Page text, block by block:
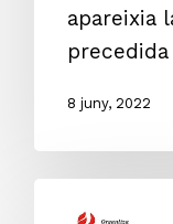
apareixia
8 juny, 2022